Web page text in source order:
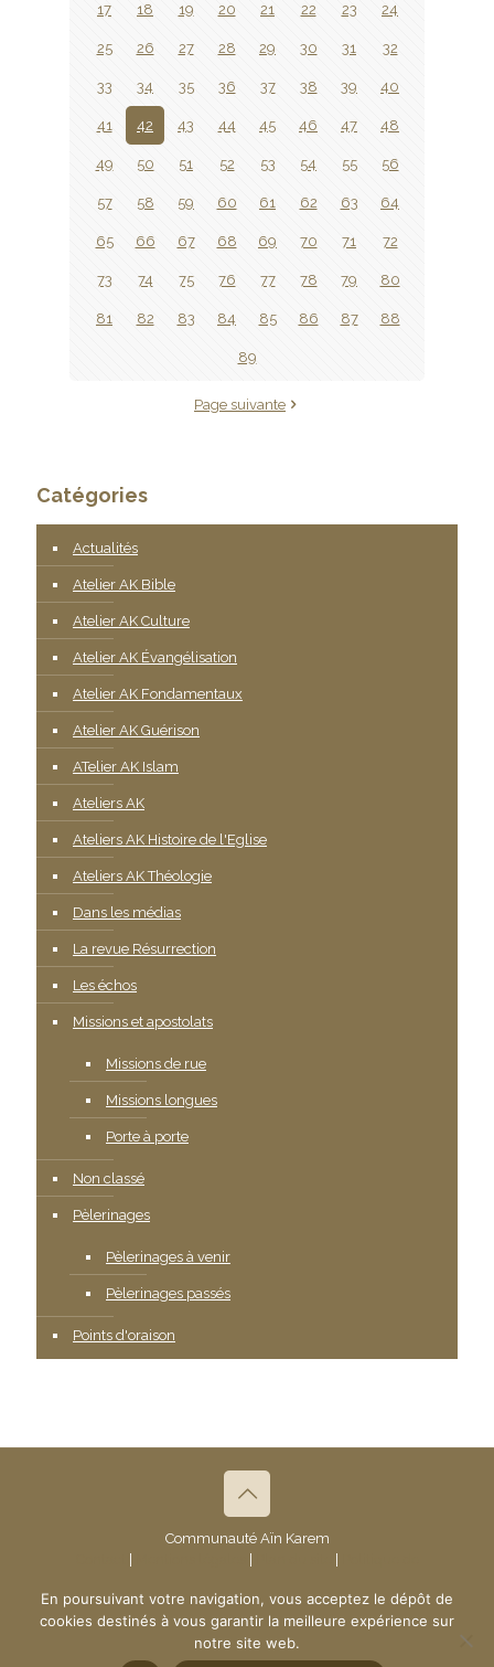
17 18 19 20 21 22 23 24
25 26 27 28 29 30 31 32
33 34 35 36 37 38 39 40
41 42 43 44 45 46 47 48
49 50 51 52 53 54 55 56
57 58 59 60 61 62 63 64
65 66 67 68 69 70 71 72
73 74 75 76 77 78 79 80
81 82 83 84 85 86 87 88
89
Page suivante
Catégories
Actualités
Atelier AK Bible
Atelier AK Culture
Atelier AK Évangélisation
Atelier AK Fondamentaux
Atelier AK Guérison
ATelier AK Islam
Ateliers AK
Ateliers AK Histoire de l'Eglise
Ateliers AK Théologie
Dans les médias
La revue Résurrection
Les échos
Missions et apostolats
Missions de rue
Missions longues
Porte à porte
Non classé
Pèlerinages
Pèlerinages à venir
Pèlerinages passés
Points d'oraison
Communauté Aïn Karem
Création du site :www.ndsi.fr
En poursuivant votre navigation, vous acceptez le dépôt de
cookies destinés à vous garantir la meilleure expérience sur
notre site web.